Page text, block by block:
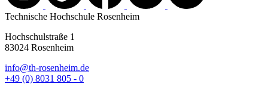
Technische Hochschule Rosenheim
Hochschulstraße 1
83024 Rosenheim
info@th-rosenheim.de
+49 (0) 8031 805 - 0